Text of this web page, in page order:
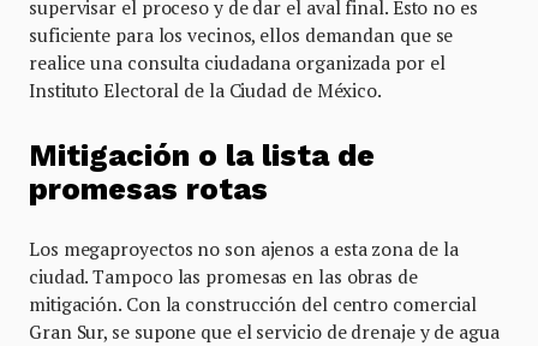
supervisar el proceso y de dar el aval final. Esto no es
suficiente para los vecinos, ellos demandan que se
realice una consulta ciudadana organizada por el
Instituto Electoral de la Ciudad de México.
Mitigación o la lista de
promesas rotas
Los megaproyectos no son ajenos a esta zona de la
ciudad. Tampoco las promesas en las obras de
mitigación. Con la construcción del centro comercial
Gran Sur, se supone que el servicio de drenaje y de agua